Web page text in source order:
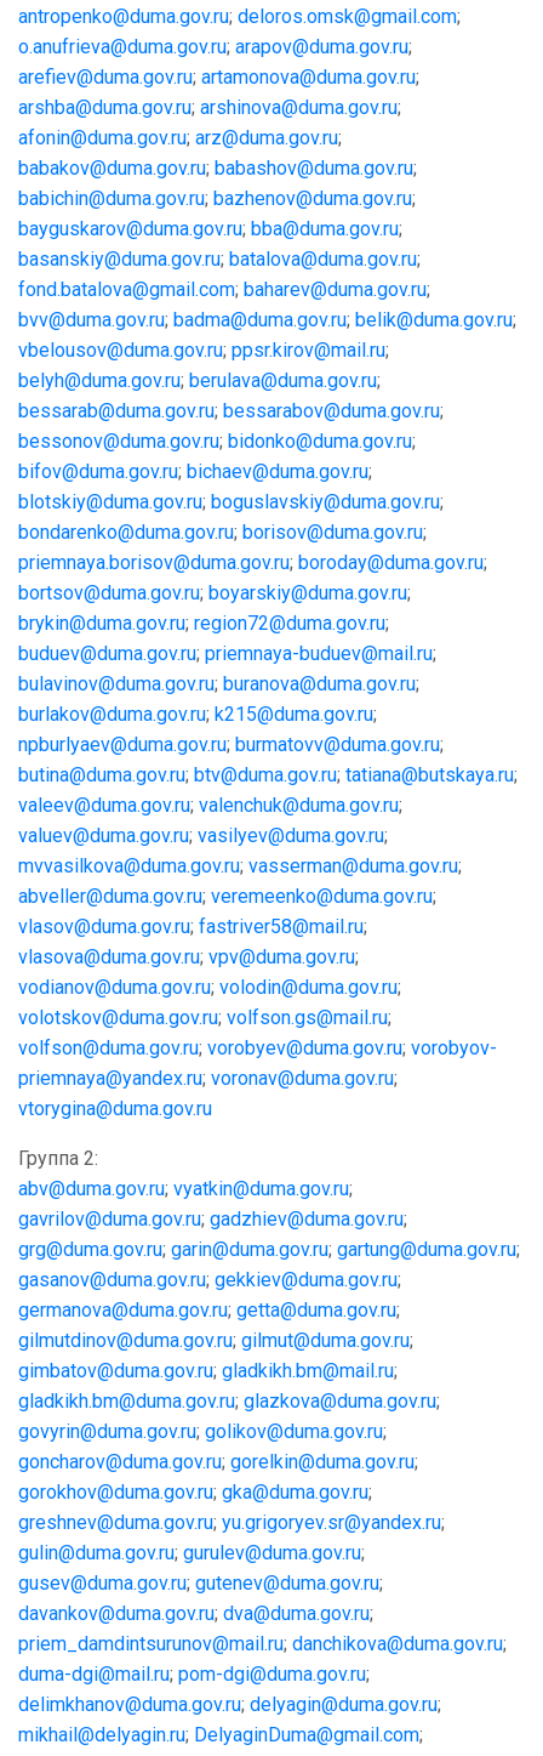
antropenko@duma.gov.ru; deloros.omsk@gmail.com;
o.anufrieva@duma.gov.ru; arapov@duma.gov.ru;
arefiev@duma.gov.ru; artamonova@duma.gov.ru;
arshba@duma.gov.ru; arshinova@duma.gov.ru;
afonin@duma.gov.ru; arz@duma.gov.ru;
babakov@duma.gov.ru; babashov@duma.gov.ru;
babichin@duma.gov.ru; bazhenov@duma.gov.ru;
bayguskarov@duma.gov.ru; bba@duma.gov.ru;
basanskiy@duma.gov.ru; batalova@duma.gov.ru;
fond.batalova@gmail.com; baharev@duma.gov.ru;
bvv@duma.gov.ru; badma@duma.gov.ru; belik@duma.gov.ru;
vbelousov@duma.gov.ru; ppsr.kirov@mail.ru;
belyh@duma.gov.ru; berulava@duma.gov.ru;
bessarab@duma.gov.ru; bessarabov@duma.gov.ru;
bessonov@duma.gov.ru; bidonko@duma.gov.ru;
bifov@duma.gov.ru; bichaev@duma.gov.ru;
blotskiy@duma.gov.ru; boguslavskiy@duma.gov.ru;
bondarenko@duma.gov.ru; borisov@duma.gov.ru;
priemnaya.borisov@duma.gov.ru; boroday@duma.gov.ru;
bortsov@duma.gov.ru; boyarskiy@duma.gov.ru;
brykin@duma.gov.ru; region72@duma.gov.ru;
buduev@duma.gov.ru; priemnaya-buduev@mail.ru;
bulavinov@duma.gov.ru; buranova@duma.gov.ru;
burlakov@duma.gov.ru; k215@duma.gov.ru;
npburlyaev@duma.gov.ru; burmatovv@duma.gov.ru;
butina@duma.gov.ru; btv@duma.gov.ru; tatiana@butskaya.ru;
valeev@duma.gov.ru; valenchuk@duma.gov.ru;
valuev@duma.gov.ru; vasilyev@duma.gov.ru;
mvvasilkova@duma.gov.ru; vasserman@duma.gov.ru;
abveller@duma.gov.ru; veremeenko@duma.gov.ru;
vlasov@duma.gov.ru; fastriver58@mail.ru;
vlasova@duma.gov.ru; vpv@duma.gov.ru;
vodianov@duma.gov.ru; volodin@duma.gov.ru;
volotskov@duma.gov.ru; volfson.gs@mail.ru;
volfson@duma.gov.ru; vorobyev@duma.gov.ru; vorobyov-
priemnaya@yandex.ru; voronav@duma.gov.ru;
vtorygina@duma.gov.ru
Группа 2:
abv@duma.gov.ru; vyatkin@duma.gov.ru;
gavrilov@duma.gov.ru; gadzhiev@duma.gov.ru;
grg@duma.gov.ru; garin@duma.gov.ru; gartung@duma.gov.ru;
gasanov@duma.gov.ru; gekkiev@duma.gov.ru;
germanova@duma.gov.ru; getta@duma.gov.ru;
gilmutdinov@duma.gov.ru; gilmut@duma.gov.ru;
gimbatov@duma.gov.ru; gladkikh.bm@mail.ru;
gladkikh.bm@duma.gov.ru; glazkova@duma.gov.ru;
govyrin@duma.gov.ru; golikov@duma.gov.ru;
goncharov@duma.gov.ru; gorelkin@duma.gov.ru;
gorokhov@duma.gov.ru; gka@duma.gov.ru;
greshnev@duma.gov.ru; yu.grigoryev.sr@yandex.ru;
gulin@duma.gov.ru; gurulev@duma.gov.ru;
gusev@duma.gov.ru; gutenev@duma.gov.ru;
davankov@duma.gov.ru; dva@duma.gov.ru;
priem_damdintsurunov@mail.ru; danchikova@duma.gov.ru;
duma-dgi@mail.ru; pom-dgi@duma.gov.ru;
delimkhanov@duma.gov.ru; delyagin@duma.gov.ru;
mikhail@delyagin.ru; DelyaginDuma@gmail.com;